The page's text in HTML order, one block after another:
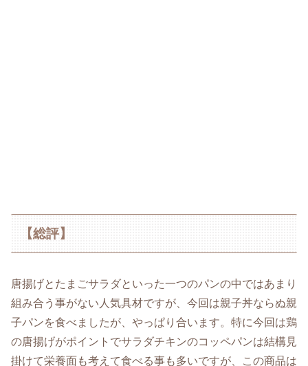
【総評】
唐揚げとたまごサラダといった一つのパンの中ではあまり
組み合う事がない人気具材ですが、今回は親子丼ならぬ親
子パンを食べましたが、やっぱり合います。特に今回は鶏
の唐揚げがポイントでサラダチキンのコッペパンは結構見
掛けて栄養面も考えて食べる事も多いですが、この商品は